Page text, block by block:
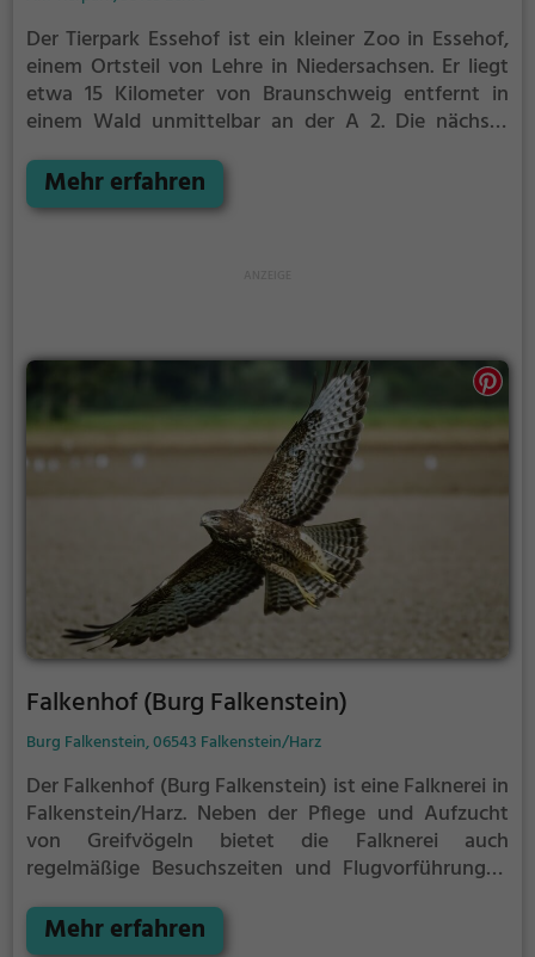
Der Tierpark Essehof ist ein kleiner Zoo in Essehof,
einem Ortsteil von Lehre in Niedersachsen. Er liegt
etwa 15 Kilometer von Braunschweig entfernt in
einem Wald unmittelbar an der A 2. Die nächste
Braunschweig-Ost/Lehre aus Fahrtrichtung Berlin)
ist rund zwei Kilometer entfernt. Der Arche Noah
Mehr erfahren
Falkenhof (Burg Falkenstein)
Burg Falkenstein, 06543 Falkenstein/Harz
Der Falkenhof (Burg Falkenstein) ist eine Falknerei in
Falkenstein/Harz. Neben der Pflege und Aufzucht
von Greifvögeln bietet die Falknerei auch
regelmäßige Besuchszeiten und Flugvorführungen
du auf der Website
Mehr erfahren